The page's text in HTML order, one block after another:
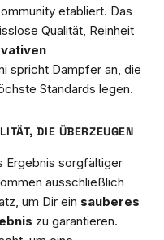
etabliert. Das
Qualität, Reinheit
spricht Dampfer an, die
Standards legen.
DIE ÜBERZEUGEN
Ergebnis sorgfältiger
ausschließlich
um Dir ein sauberes
zu garantieren.